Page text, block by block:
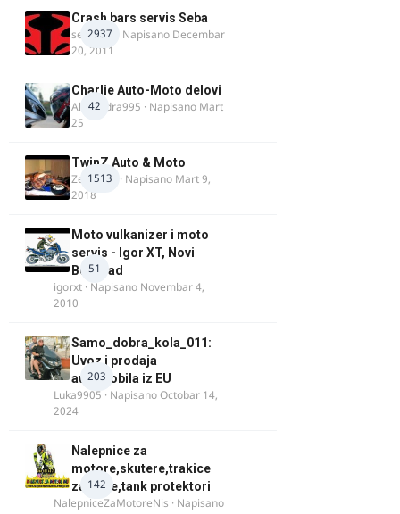
2937
Crash bars servis Seba
seba011 · Napisano Decembar
20, 2011
42
Charlie Auto-Moto delovi
Alexandra995 · Napisano Mart
25
1513
TwinZ Auto & Moto
Zeljkamp · Napisano Mart 9,
2018
51
Moto vulkanizer i moto
servis - Igor XT, Novi
Beograd
igorxt · Napisano Novembar 4,
2010
203
Samo_dobra_kola_011:
Uvoz i prodaja
automobila iz EU
Luka9905 · NapisanoOctobar 14,
2024
142
Nalepnice za
motore,skutere,trakice
za felne,tank protektori
NalepniceZaMotoreNis · Napisano